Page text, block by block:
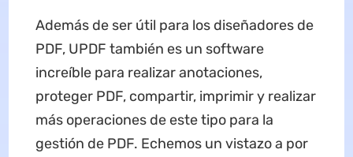
Además de ser útil para los diseñadores de
PDF, UPDF también es un software
increíble para realizar anotaciones,
proteger PDF, compartir, imprimir y realizar
más operaciones de este tipo para la
gestión de PDF. Echemos un vistazo a por